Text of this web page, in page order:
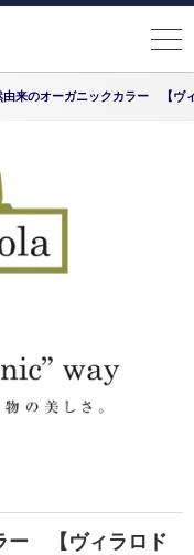
由来のオーガニックカラー 【ヴ
ー 【ヴィラロド